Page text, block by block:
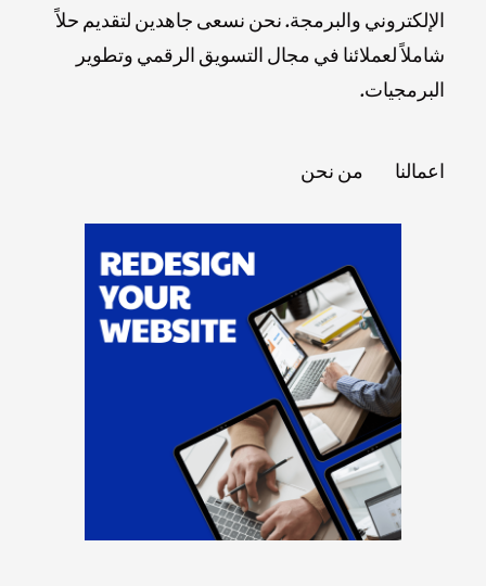
الإلكتروني والبرمجة. نحن نسعى جاهدين لتقديم حلاً
شاملاً لعملائنا في مجال التسويق الرقمي وتطوير
البرمجيات.
اعمالنا من نحن